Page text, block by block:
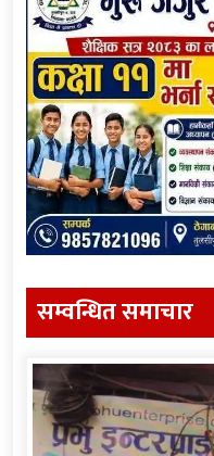
सम्वन्धित समाचार